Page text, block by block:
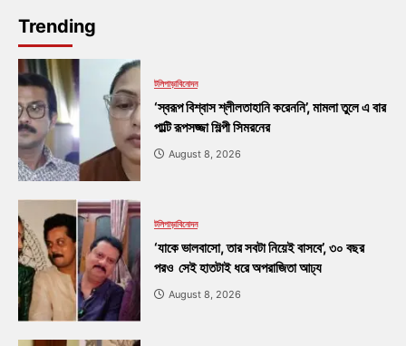
Trending
টলিপাড়াবিনোদন
‘স্বরূপ বিশ্বাস শ্লীলতাহানি করেননি’, মামলা তুলে এ বার
পাল্টি রূপসজ্জা শিল্পী সিমরনের
August 8, 2026
টলিপাড়াবিনোদন
‘যাকে ভালবাসো, তার সবটা নিয়েই বাসবে’, ৩০ বছর
পরও সেই হাতটাই ধরে অপরাজিতা আঢ্য
August 8, 2026